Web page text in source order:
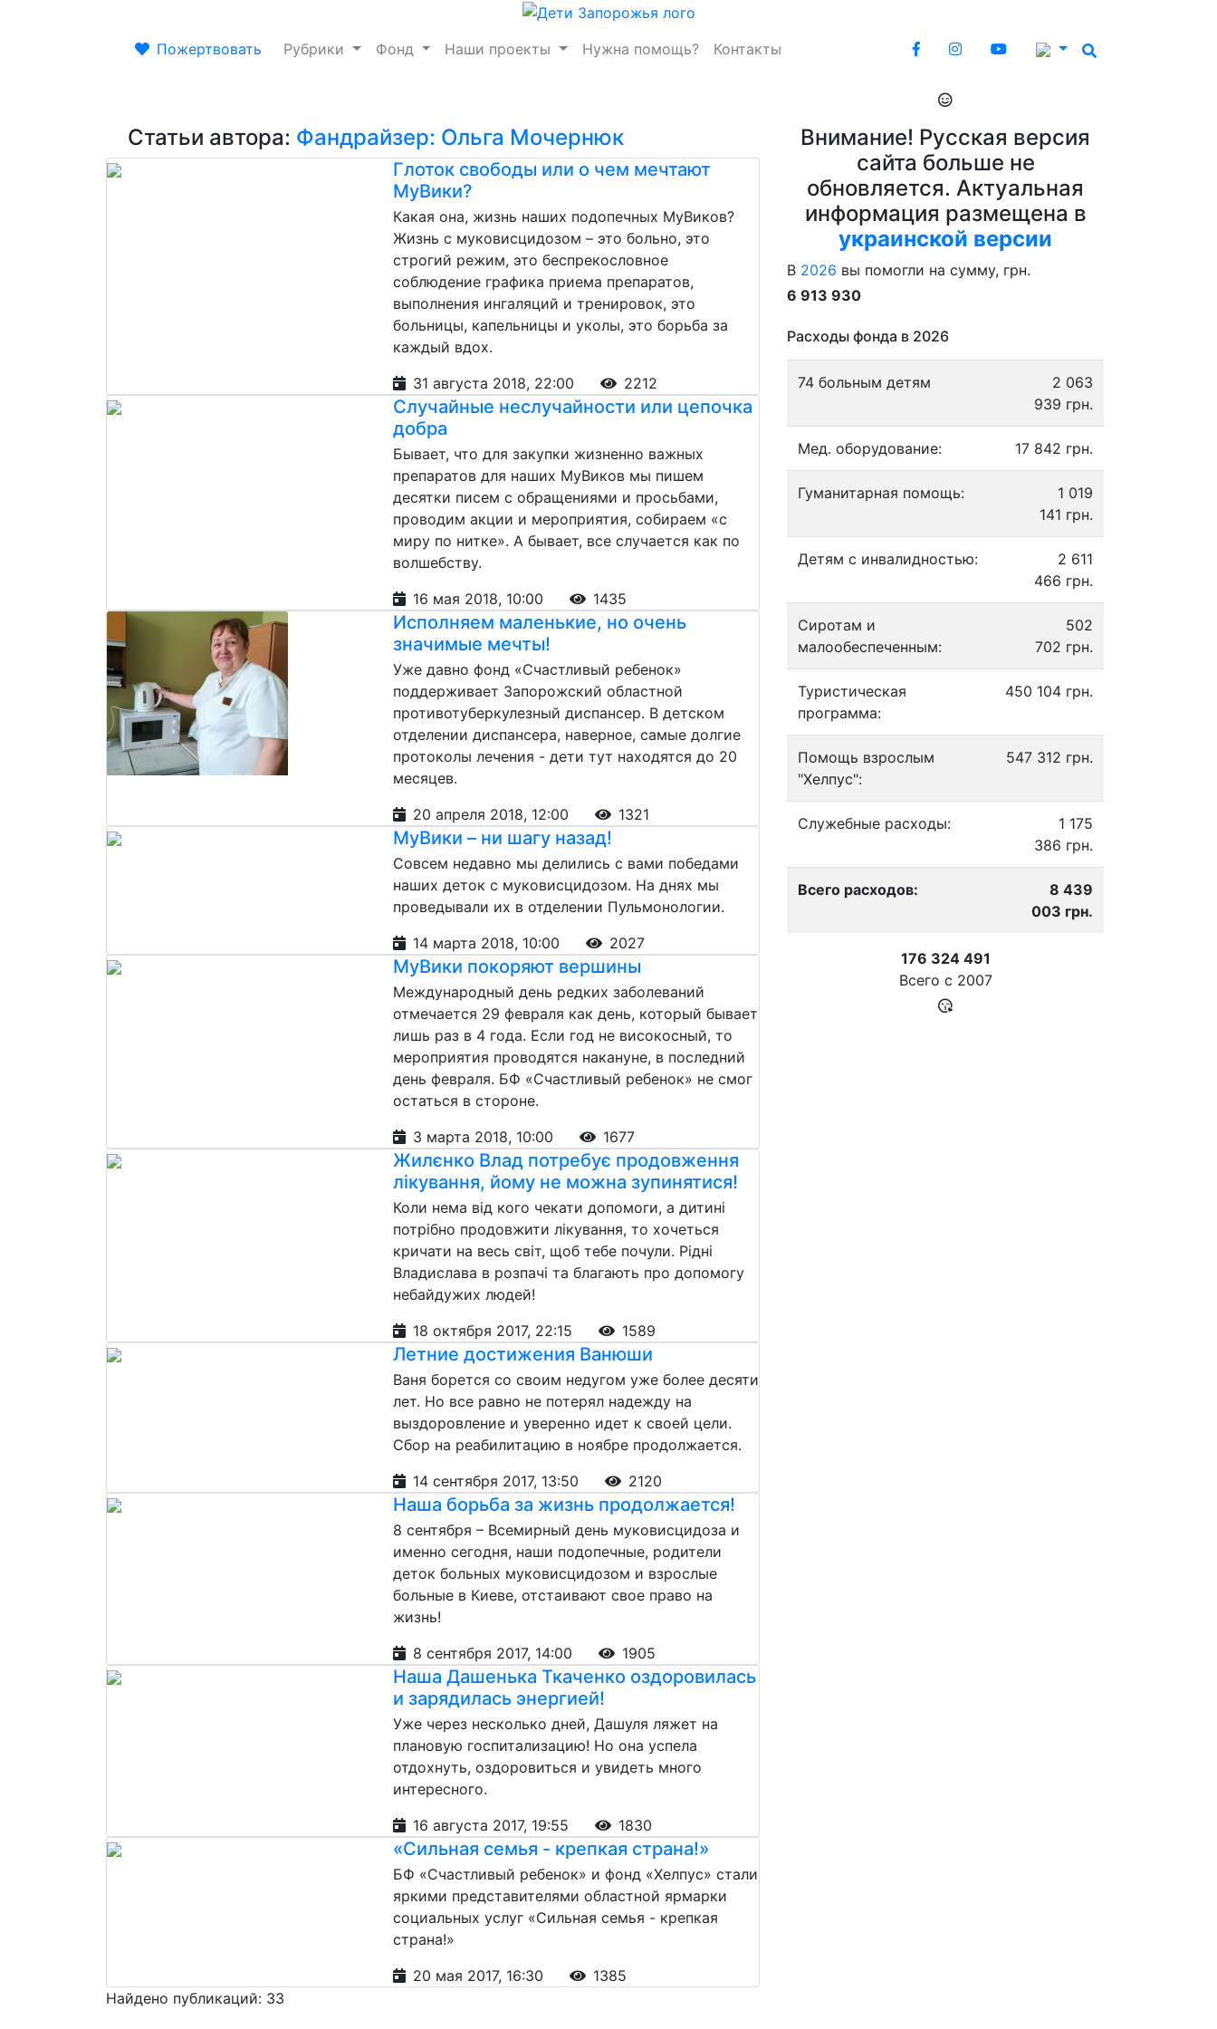
Пожертвовать Рубрики Фонд Наши проекты Нужна помощь? Контакты
Статьи автора: Фандрайзер: Ольга Мочернюк
Глоток свободы или о чем мечтают
МуВики?
Какая она, жизнь наших подопечных МуВиков?
Жизнь с муковисцидозом – это больно, это
строгий режим, это беспрекословное
соблюдение графика приема препаратов,
выполнения ингаляций и тренировок, это
больницы, капельницы и уколы, это борьба за
каждый вдох.
31 августа 2018, 22:00
2212
Случайные неслучайности или цепочка
добра
Бывает, что для закупки жизненно важных
препаратов для наших МуВиков мы пишем
десятки писем с обращениями и просьбами,
проводим акции и мероприятия, собираем «с
миру по нитке». А бывает, все случается как по
волшебству.
16 мая 2018, 10:00
1435
Исполняем маленькие, но очень
значимые мечты!
Уже давно фонд «Счастливый ребенок»
поддерживает Запорожский областной
противотуберкулезный диспансер. В детском
отделении диспансера, наверное, самые долгие
протоколы лечения - дети тут находятся до 20
месяцев.
20 апреля 2018, 12:00
1321
МуВики – ни шагу назад!
Совсем недавно мы делились с вами победами
наших деток с муковисцидозом. На днях мы
проведывали их в отделении Пульмонологии.
14 марта 2018, 10:00
2027
МуВики покоряют вершины
Международный день редких заболеваний
отмечается 29 февраля как день, который бывает
лишь раз в 4 года. Если год не високосный, то
мероприятия проводятся накануне, в последний
день февраля. БФ «Счастливый ребенок» не смог
остаться в стороне.
3 марта 2018, 10:00
1677
Жилєнко Влад потребує продовження
лікування, йому не можна зупинятися!
Коли нема від кого чекати допомоги, а дитині
потрібно продовжити лікування, то хочеться
кричати на весь світ, щоб тебе почули. Рідні
Владислава в розпачі та благають про допомогу
небайдужих людей!
18 октября 2017, 22:15
1589
Летние достижения Ванюши
Ваня борется со своим недугом уже более десяти
лет. Но все равно не потерял надежду на
выздоровление и уверенно идет к своей цели.
Сбор на реабилитацию в ноябре продолжается.
14 сентября 2017, 13:50
2120
Наша борьба за жизнь продолжается!
8 сентября – Всемирный день муковисцидоза и
именно сегодня, наши подопечные, родители
деток больных муковисцидозом и взрослые
больные в Киеве, отстаивают свое право на
жизнь!
8 сентября 2017, 14:00
1905
Наша Дашенька Ткаченко оздоровилась
и зарядилась энергией!
Уже через несколько дней, Дашуля ляжет на
плановую госпитализацию! Но она успела
отдохнуть, оздоровиться и увидеть много
интересного.
16 августа 2017, 19:55
1830
«Сильная семья - крепкая страна!»
БФ «Счастливый ребенок» и фонд «Хелпус» стали
яркими представителями областной ярмарки
социальных услуг «Сильная семья - крепкая
страна!»
20 мая 2017, 16:30
1385
Найдено публикаций: 33
Внимание! Русская версия
сайта больше не
обновляется. Актуальная
информация размещена в
украинской версии
В 2026 вы помогли на сумму, грн.
6 913 930
Расходы фонда в 2026
74 больным детям
2 063
939 грн.
Мед. оборудование: 17 842 грн.
Гуманитарная помощь:
1 019
141 грн.
Детям с инвалидностью:
2 611
466 грн.
Сиротам и
малообеспеченным:
502
702 грн.
Туристическая
программа:
450 104 грн.
Помощь взрослым
"Хелпус":
547 312 грн.
Служебные расходы:
1 175
386 грн.
Всего расходов:
8 439
003 грн.
176 324 491
Всего с 2007